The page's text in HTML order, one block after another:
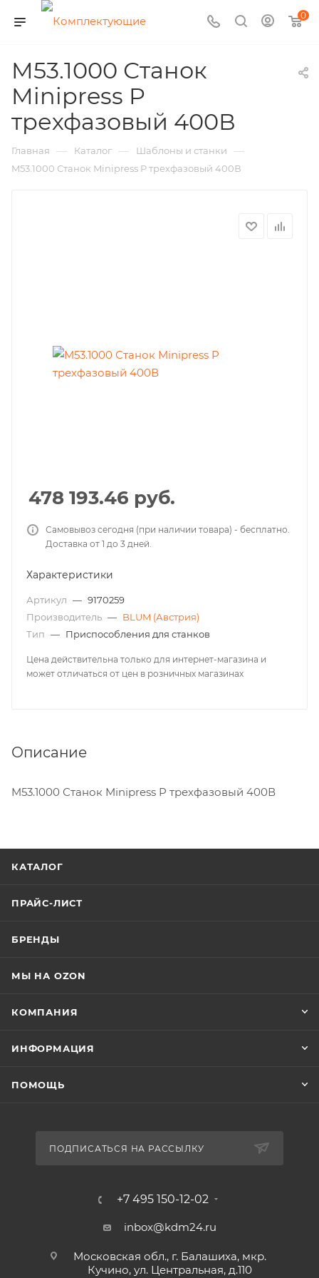
0
M53.1000 Станок
Minipress P
трехфазовый 400В
Главная — Каталог — Шаблоны и станки —
M53.1000 Станок Minipress P трехфазовый 400В
478 193.46 руб.
Самовывоз сегодня (при наличии товара) - бесплатно.
Доставка от 1 до 3 дней.
Характеристики
Артикул — 9170259
Производитель — BLUM (Австрия)
Тип — Приспособления для станков
Цена действительна только для интернет-магазина и
может отличаться от цен в розничных магазинах
Описание
M53.1000 Станок Minipress P трехфазовый 400В
КАТАЛОГ
ПРАЙС-ЛИСТ
БРЕНДЫ
МЫ НА OZON
КОМПАНИЯ
ИНФОРМАЦИЯ
ПОМОЩЬ
ПОДПИСАТЬСЯ НА РАССЫЛКУ
+7 495 150-12-02
inbox@kdm24.ru
Московская обл., г. Балашиха, мкр.
Кучино, ул. Центральная, д.110